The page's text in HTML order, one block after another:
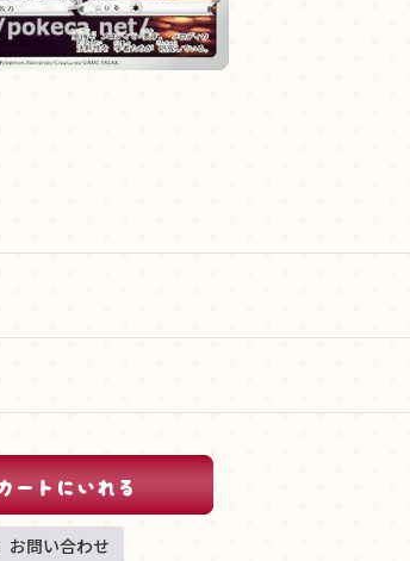
お問い合わせ